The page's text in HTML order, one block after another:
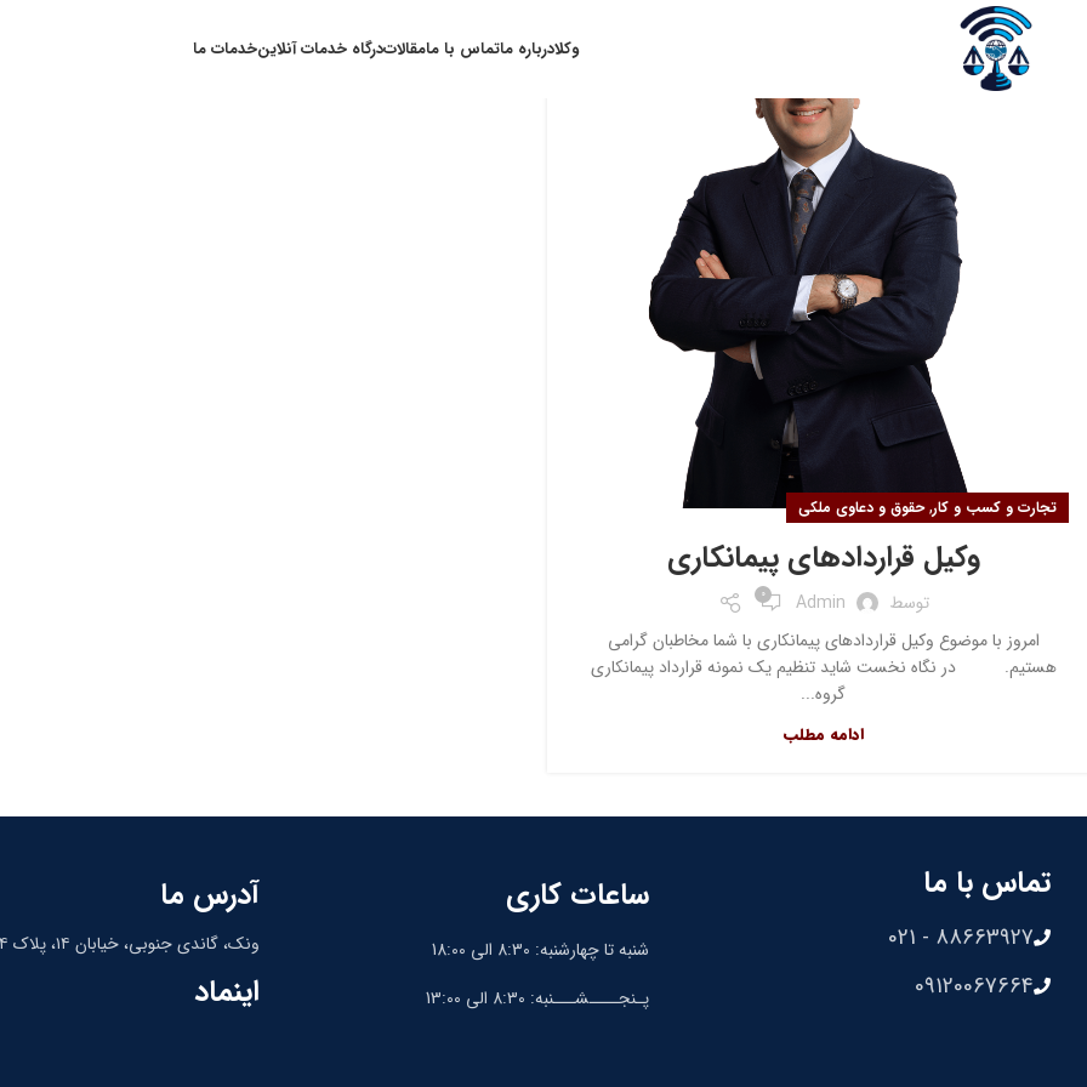
وکلادرباره ماتماس با مامقالاتدرگاه خدمات آنلاینخدمات ما
تجارت و کسب و کار,حقوق و دعاوی ملکی
وکیل قراردادهای پیمانکاری
توسط Admin
0
امروز با موضوع وکیل قراردادهای پیمانکاری با شما مخاطبان گرامی
هستیم. در نگاه نخست شاید تنظیم یک نمونه قرارداد پیمانکاری
گروه...
ادامه مطلب
تماس با ما
88663927 - 021
09120067664
ساعات کاری
شنبه تا چهارشنبه: 8:30 الی 18:00
پـنجــــشـــنبه: 8:30 الی 13:00
آدرس ما
ونک، گاندی جنوبی، خیابان ۱۴، پلاک ۱۴، واحد ۹
اینماد